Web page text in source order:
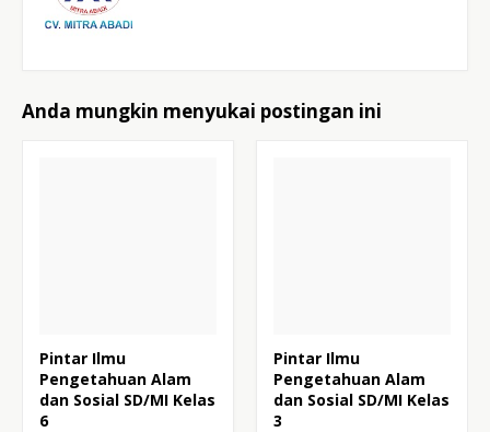
Anda mungkin menyukai postingan ini
Pintar Ilmu
Pengetahuan Alam
dan Sosial SD/MI Kelas
6
Pintar Ilmu
Pengetahuan Alam
dan Sosial SD/MI Kelas
3